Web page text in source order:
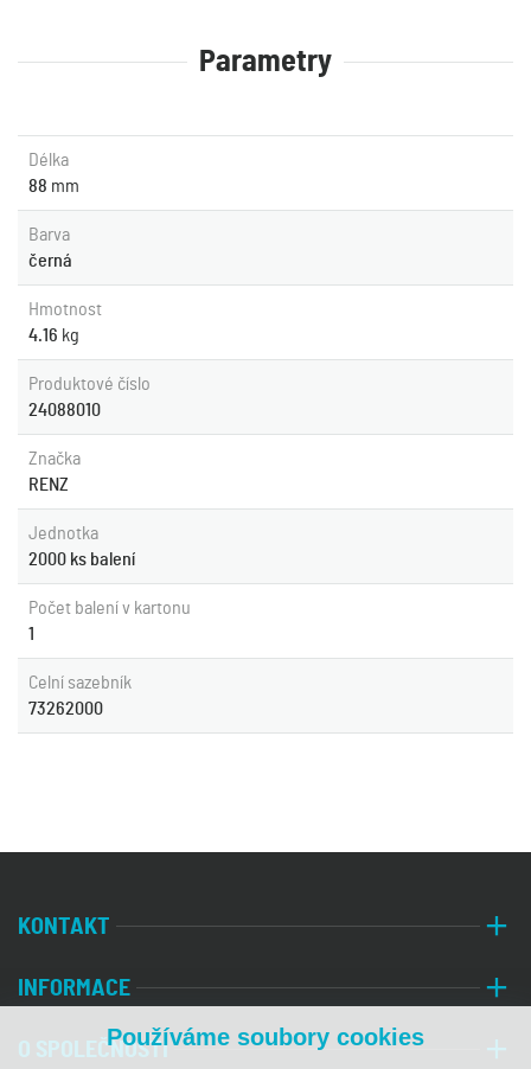
Parametry
Délka
88 mm
Barva
černá
Hmotnost
4.16 kg
Produktové číslo
24088010
Značka
RENZ
Jednotka
2000 ks balení
Počet balení v kartonu
1
Celní sazebník
73262000
KONTAKT
INFORMACE
O SPOLEČNOSTIPoužíváme soubory cookies